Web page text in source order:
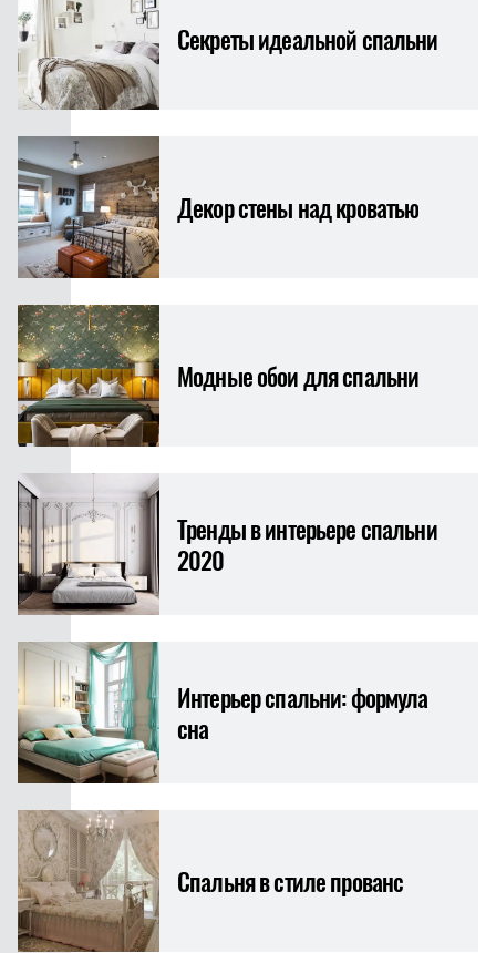
Секреты идеальной спальни
Декор стены над кроватью
Модные обои для спальни
Тренды в интерьере спальни
2020
Интерьер спальни: формула
сна
Спальня в стиле прованс